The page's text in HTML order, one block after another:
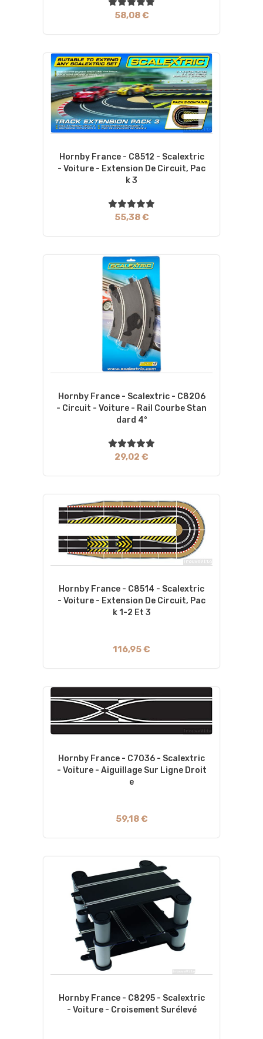
58,08 €
Hornby France - C8512 - Scalextric
- Voiture - Extension De Circuit, Pac
K 3
55,38 €
Hornby France - Scalextric - C8206
- Circuit - Voiture - Rail Courbe Stan
Dard 4°
29,02 €
Hornby France - C8514 - Scalextric
- Voiture - Extension De Circuit, Pac
K 1-2 Et 3
116,95 €
Hornby France - C7036 - Scalextric
- Voiture - Aiguillage Sur Ligne Droit
E
59,18 €
Hornby France - C8295 - Scalextric
- Voiture - Croisement Surélevé